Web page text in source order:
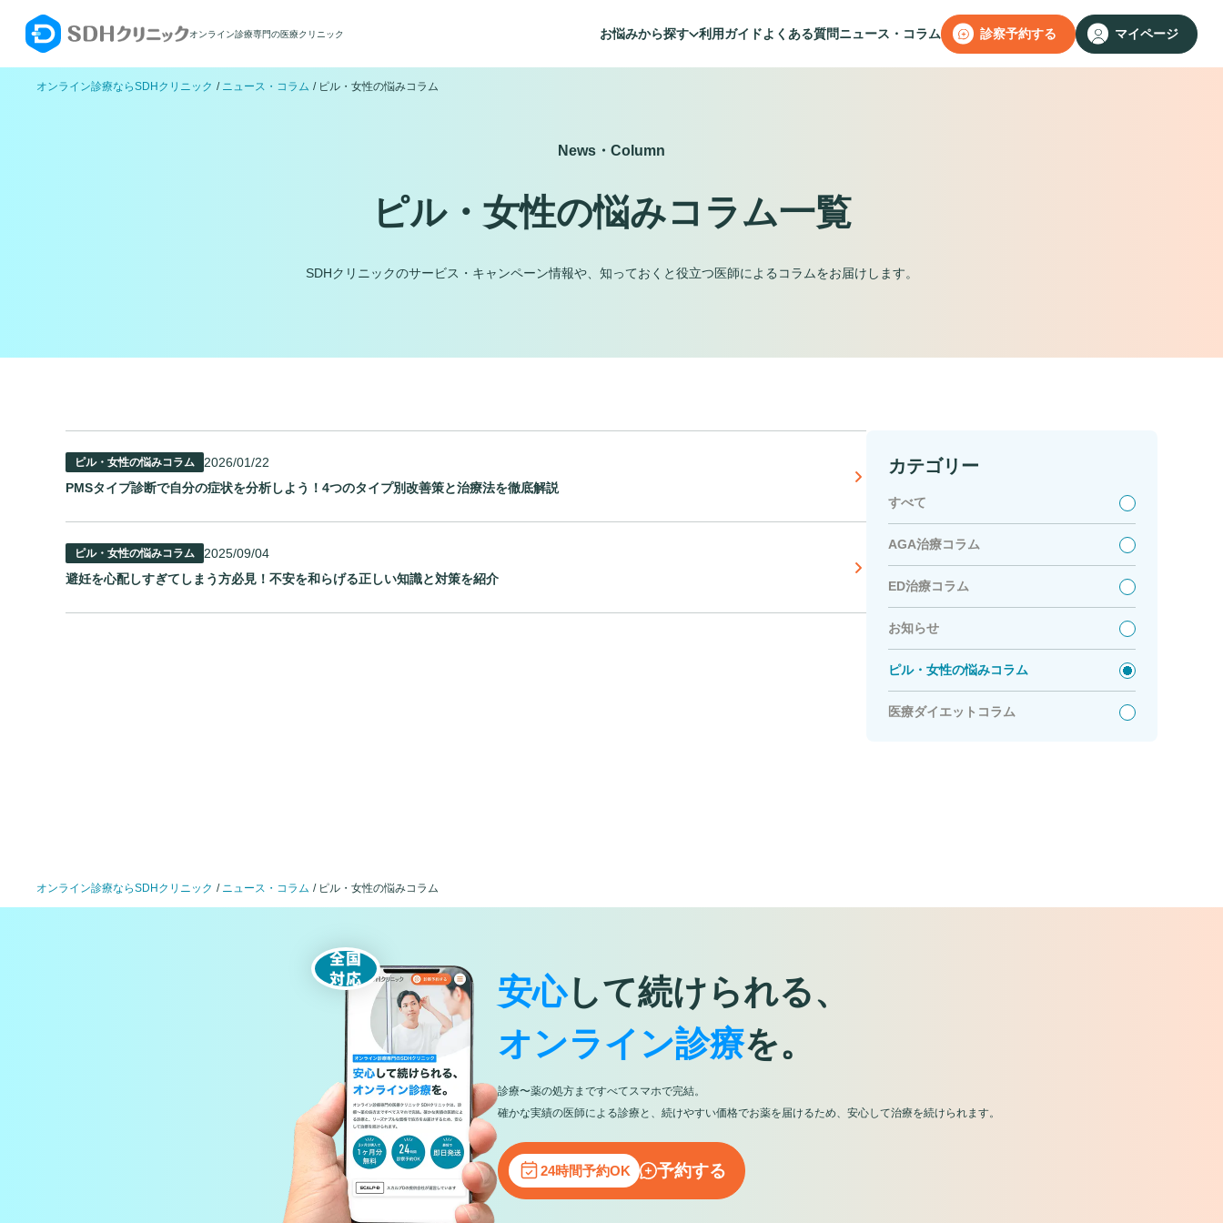
オンライン診療専門の医療クリニック お悩みから探す 利用ガイドよくある質問ニュース・コラム 診察予約する マイページ
オンライン診療ならSDHクリニック ニュース・コラム ピル・女性の悩みコラム
News・Column
ピル・女性の悩みコラム一覧
SDHクリニックのサービス・キャンペーン情報や、知っておくと役立つ医師によるコラムをお届けします。
ピル・女性の悩みコラム
2026/01/22
PMSタイプ診断で自分の症状を分析しよう！4つのタイプ別改善策と治療法を徹底解説
ピル・女性の悩みコラム
2025/09/04
避妊を心配しすぎてしまう方必見！不安を和らげる正しい知識と対策を紹介
カテゴリー
すべて
AGA治療コラム
ED治療コラム
お知らせ
ピル・女性の悩みコラム
医療ダイエットコラム
オンライン診療ならSDHクリニック ニュース・コラム ピル・女性の悩みコラム
安心して続けられる、
オンライン診療を。
診療〜薬の処方まですべてスマホで完結。
確かな実績の医師による診療と、続けやすい価格でお薬を届けるため、安心して治療を続けられます。
24時間予約OK 予約する